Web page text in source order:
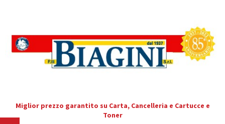
Miglior prezzo garantito su Carta, Cancelleria e Cartucce e
Toner